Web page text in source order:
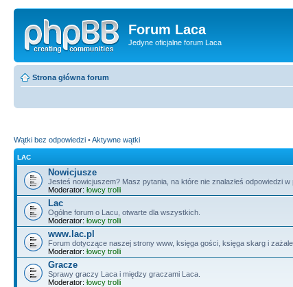
Forum Laca
Jedyne oficjalne forum Laca
Strona główna forum
Wątki bez odpowiedzi •Aktywne wątki
LAC
Nowicjusze
Jesteś nowicjuszem? Masz pytania, na które nie znalazłeś odpowiedzi
Moderator: łowcy trolli
Lac
Ogólne forum o Lacu, otwarte dla wszystkich.
Moderator: łowcy trolli
www.lac.pl
Forum dotyczące naszej strony www, księga gości, księga skarg i
Moderator: łowcy trolli
Gracze
Sprawy graczy Laca i między graczami Laca.
Moderator: łowcy trolli